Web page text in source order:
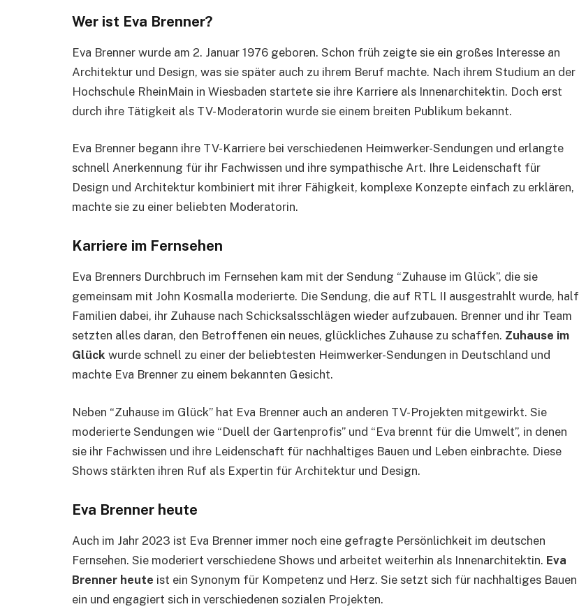
Wer ist Eva Brenner?
Eva Brenner wurde am 2. Januar 1976 geboren. Schon früh zeigte sie ein großes Interesse an
Architektur und Design, was sie später auch zu ihrem Beruf machte. Nach ihrem Studium an der
Hochschule RheinMain in Wiesbaden startete sie ihre Karriere als Innenarchitektin. Doch erst
durch ihre Tätigkeit als TV-Moderatorin wurde sie einem breiten Publikum bekannt.
Eva Brenner begann ihre TV-Karriere bei verschiedenen Heimwerker-Sendungen und erlangte
schnell Anerkennung für ihr Fachwissen und ihre sympathische Art. Ihre Leidenschaft für
Design und Architektur kombiniert mit ihrer Fähigkeit, komplexe Konzepte einfach zu erklären,
machte sie zu einer beliebten Moderatorin.
Karriere im Fernsehen
Eva Brenners Durchbruch im Fernsehen kam mit der Sendung “Zuhause im Glück”, die sie
gemeinsam mit John Kosmalla moderierte. Die Sendung, die auf RTL II ausgestrahlt wurde, half
Familien dabei, ihr Zuhause nach Schicksalsschlägen wieder aufzubauen. Brenner und ihr Team
setzten alles daran, den Betroffenen ein neues, glückliches Zuhause zu schaffen. Zuhause im
Glück wurde schnell zu einer der beliebtesten Heimwerker-Sendungen in Deutschland und
machte Eva Brenner zu einem bekannten Gesicht.
Neben “Zuhause im Glück” hat Eva Brenner auch an anderen TV-Projekten mitgewirkt. Sie
moderierte Sendungen wie “Duell der Gartenprofis” und “Eva brennt für die Umwelt”, in denen
sie ihr Fachwissen und ihre Leidenschaft für nachhaltiges Bauen und Leben einbrachte. Diese
Shows stärkten ihren Ruf als Expertin für Architektur und Design.
Eva Brenner heute
Auch im Jahr 2023 ist Eva Brenner immer noch eine gefragte Persönlichkeit im deutschen
Fernsehen. Sie moderiert verschiedene Shows und arbeitet weiterhin als Innenarchitektin. Eva
Brenner heute ist ein Synonym für Kompetenz und Herz. Sie setzt sich für nachhaltiges Bauen
ein und engagiert sich in verschiedenen sozialen Projekten.